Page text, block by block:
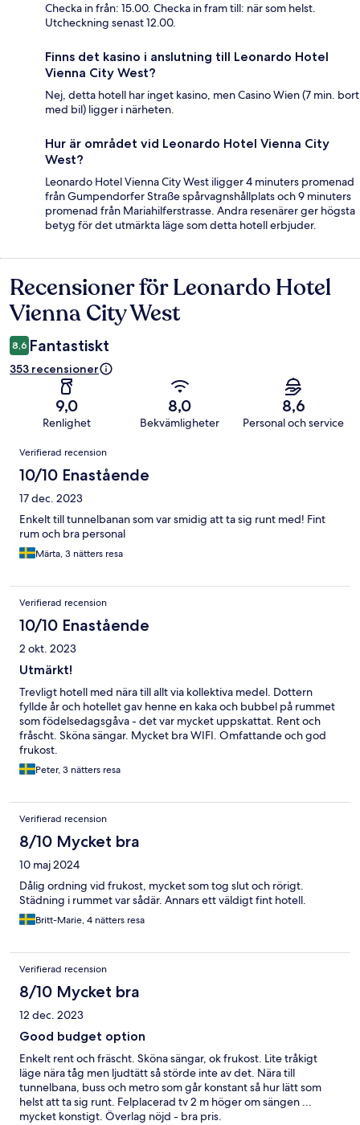
Checka in från: 15.00. Checka in fram till: när som helst.
Utcheckning senast 12.00.
Finns det kasino i anslutning till Leonardo Hotel
Vienna City West?
Nej, detta hotell har inget kasino, men Casino Wien (7 min. bort
med bil) ligger i närheten.
Hur är området vid Leonardo Hotel Vienna City
West?
Leonardo Hotel Vienna City West iligger 4 minuters promenad
från Gumpendorfer Straße spårvagnshållplats och 9 minuters
promenad från Mariahilferstrasse. Andra resenärer ger högsta
betyg för det utmärkta läge som detta hotell erbjuder.
Recensioner
Recensioner för Leonardo Hotel
Vienna City West
8,6 Fantastiskt
353 recensioner
9,0
Renlighet
8,0
Bekvämligheter
8,6
Personal och service
Recensioner
Verifierad recension
10/10 Enastående
17 dec. 2023
Enkelt till tunnelbanan som var smidig att ta sig runt med! Fint
rum och bra personal
Märta, 3 nätters resa
Verifierad recension
10/10 Enastående
2 okt. 2023
Utmärkt!
Trevligt hotell med nära till allt via kollektiva medel. Dottern
fyllde år och hotellet gav henne en kaka och bubbel på rummet
som födelsedagsgåva - det var mycket uppskattat. Rent och
fråscht. Sköna sängar. Mycket bra WIFI. Omfattande och god
frukost.
Peter, 3 nätters resa
Verifierad recension
8/10 Mycket bra
10 maj 2024
Dålig ordning vid frukost, mycket som tog slut och rörigt.
Städning i rummet var sådär. Annars ett väldigt fint hotell.
Britt-Marie, 4 nätters resa
Verifierad recension
8/10 Mycket bra
12 dec. 2023
Good budget option
Enkelt rent och fräscht. Sköna sängar, ok frukost. Lite tråkigt
läge nära tåg men ljudtätt så störde inte av det. Nära till
tunnelbana, buss och metro som går konstant så hur lätt som
helst att ta sig runt. Felplacerad tv 2 m höger om sängen ...
mycket konstigt. Överlag nöjd - bra pris.